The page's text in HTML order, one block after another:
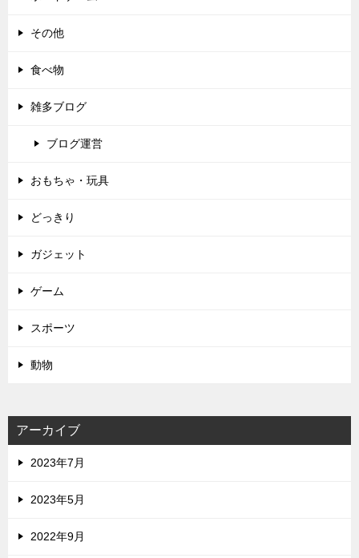
その他
食べ物
雑多ブログ
ブログ運営
おもちゃ・玩具
どっきり
ガジェット
ゲーム
スポーツ
動物
アーカイブ
2023年7月
2023年5月
2022年9月